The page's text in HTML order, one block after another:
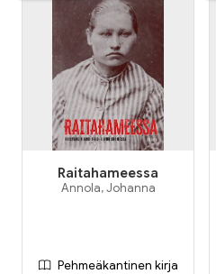
Raitahameessa
Annola, Johanna
Pehmeäkantinen kirja